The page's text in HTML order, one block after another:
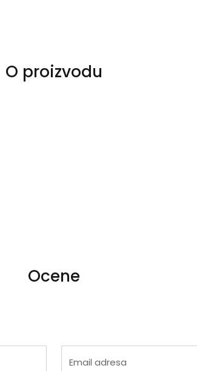
O proizvodu
Ocene
Email adresa